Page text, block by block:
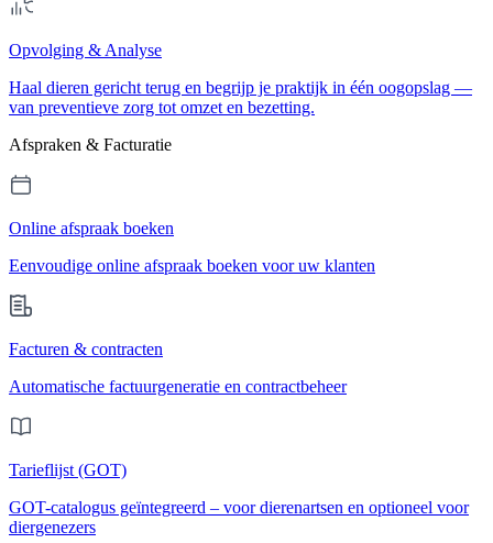
Opvolging & Analyse
Haal dieren gericht terug en begrijp je praktijk in één oogopslag —
van preventieve zorg tot omzet en bezetting.
Afspraken & Facturatie
Online afspraak boeken
Eenvoudige online afspraak boeken voor uw klanten
Facturen & contracten
Automatische factuurgeneratie en contractbeheer
Tarieflijst (GOT)
GOT-catalogus geïntegreerd – voor dierenartsen en optioneel voor
diergenezers